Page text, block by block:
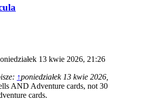
13 kwie 2026, 21:26
↑poniedziałek 13 kwie 2026,
AND Adventure cards, not 30
cards.